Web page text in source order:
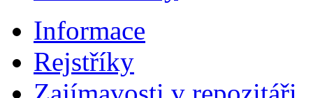
Informace
Rejstříky